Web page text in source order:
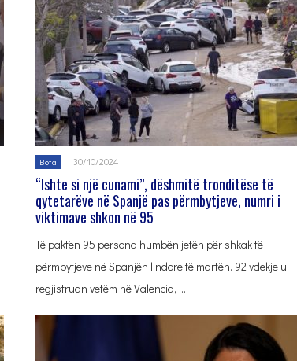
Bota 30/10/2024
“Ishte si një cunami”, dëshmitë tronditëse të
qytetarëve në Spanjë pas përmbytjeve, numri i
viktimave shkon në 95
Të paktën 95 persona humbën jetën për shkak të
përmbytjeve në Spanjën lindore të martën. 92 vdekje u
regjistruan vetëm në Valencia, i…